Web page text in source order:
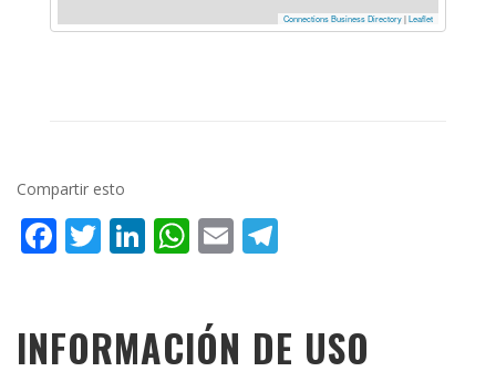
Connections Business Directory|Leaflet
Compartir esto
Facebook
Twitter
LinkedIn
WhatsApp
Email
INFORMACIÓN DE USO